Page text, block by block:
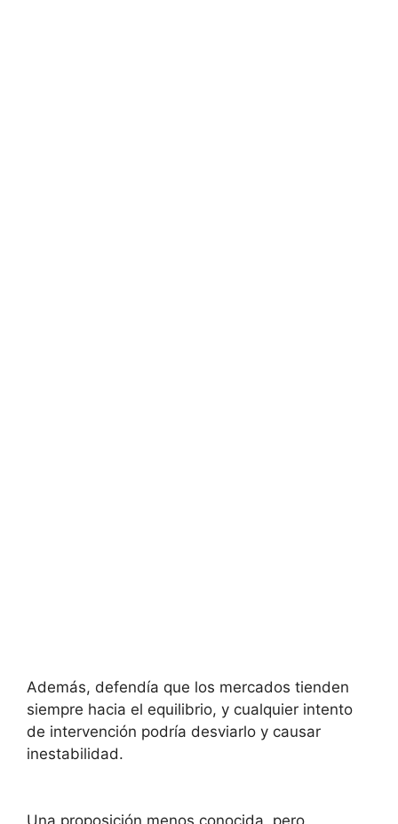
Además, defendía que los mercados tienden
siempre hacia el equilibrio, y cualquier intento
de intervención podría desviarlo y causar
inestabilidad.